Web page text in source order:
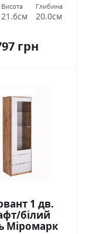
Висота
21.6см
Глибина
20.0см
грн
1 дв.
білий
Міромарк